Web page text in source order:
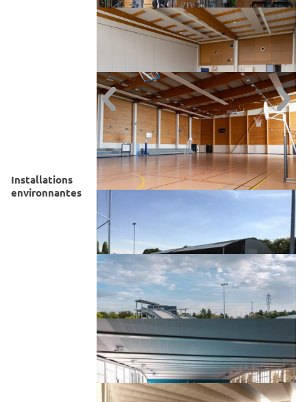
halle utt
Mur d'escalade
halle utt
Salle de musculation et fitness
halle utt
Tapis multisports
halle utt
Terrain multisports
halle utt
Page 8 sur 8
Installations
environnantes
Stade d'athlétisme
Page 1 sur 8
Page 2 sur 8
Page 3 sur 8